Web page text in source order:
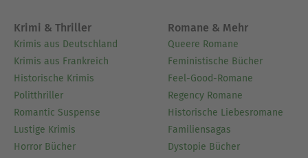
Krimi & Thriller
Krimis aus Deutschland
Krimis aus Frankreich
Historische Krimis
Politthriller
Romantic Suspense
Lustige Krimis
Horror Bücher
Romane & Mehr
Queere Romane
Feministische Bücher
Feel-Good-Romane
Regency Romane
Historische Liebesromane
Familiensagas
Dystopie Bücher